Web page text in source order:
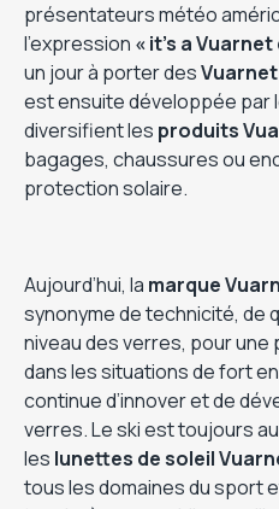
présentateurs météo
l’expression « it’s a
un jour à porter desVuarnet
est ensuite développée par
diversifient les produits
bagages, chaussures ou
protection solaire.
Aujourd’hui, la marque
synonyme de technicité, de
niveau des verres, pour
dans les situations de fort
continue d’innover et de
verres. Le ski est toujours
les lunettes de soleil
tous les domaines du sport